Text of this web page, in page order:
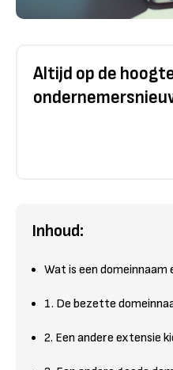
Altijd op de
Inhoud:
Wat is een domeinnaam
1. De bezette
2. Een andere extensie